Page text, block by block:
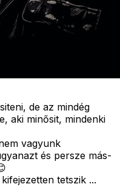
de az mindég
aki minősit, mindenki
vagyunk
és persze más-
tetszik ...